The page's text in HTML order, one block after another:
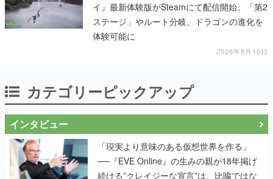
イ』最新体験版がSteamにて配信開始。「第2
ステージ」やルート分岐、ドラゴンの進化を
体験可能に
2026年8月10日
カテゴリーピックアップ
インタビュー
「現実より意味のある仮想世界を作る」
──『EVE Online』の生みの親が18年掲げ
続ける”クレイジーな宣言”は、比喩ではな